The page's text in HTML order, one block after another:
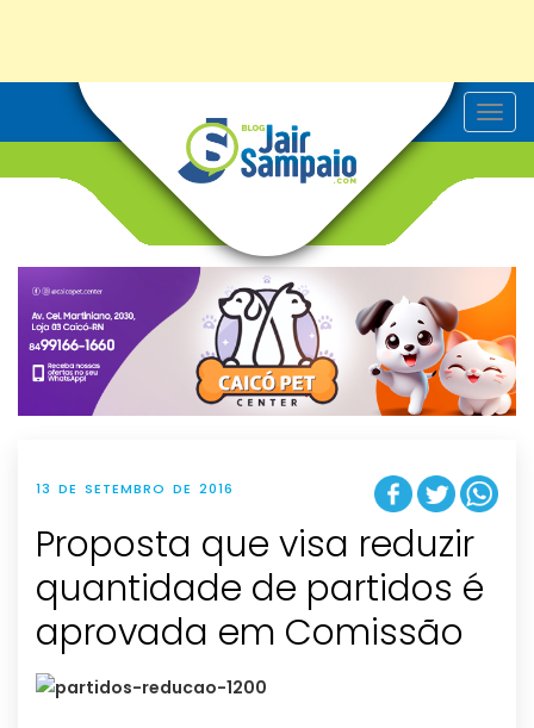
T
o
v
g
t
i
o
n
13 DE SETEMBRO DE 2016
Proposta que visa reduzir
quantidade de partidos é
aprovada em Comissão